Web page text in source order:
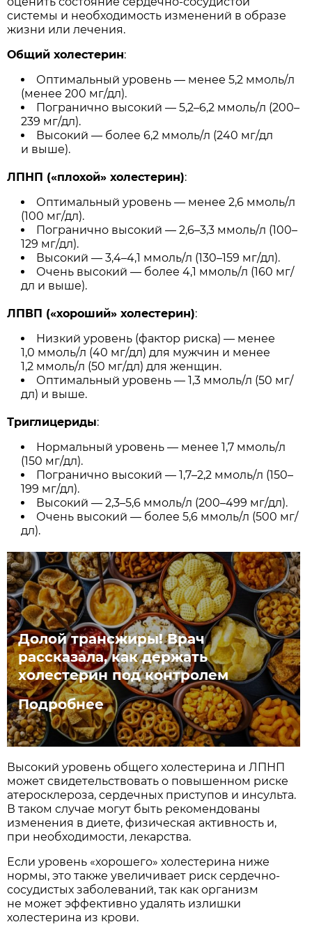
системы и необходимость изменений в образе
жизни или лечения.
Общий холестерин:
Оптимальный уровень — менее 5,2 ммоль/л
(менее 200 мг/дл).
Погранично высокий — 5,2–6,2 ммоль/л (200–
239 мг/дл).
Высокий — более 6,2 ммоль/л (240 мг/дл
и выше).
ЛПНП («плохой» холестерин):
Оптимальный уровень — менее 2,6 ммоль/л
(100 мг/дл).
Погранично высокий — 2,6–3,3 ммоль/л (100–
129 мг/дл).
Высокий — 3,4–4,1 ммоль/л (130–159 мг/дл).
Очень высокий — более 4,1 ммоль/л (160 мг/
дл и выше).
ЛПВП («хороший» холестерин):
Низкий уровень (фактор риска) — менее
1,0 ммоль/л (40 мг/дл) для мужчин и менее
1,2 ммоль/л (50 мг/дл) для женщин.
Оптимальный уровень — 1,3 ммоль/л (50 мг/
дл) и выше.
Триглицериды:
Нормальный уровень — менее 1,7 ммоль/л
(150 мг/дл).
Погранично высокий — 1,7–2,2 ммоль/л (150–
199 мг/дл).
Высокий — 2,3–5,6 ммоль/л (200–499 мг/дл).
Очень высокий — более 5,6 ммоль/л (500 мг/
дл).
Долой трансжиры! Врач
рассказала, как держать
холестерин под контролем
Подробнее
Высокий уровень общего холестерина и ЛПНП
может свидетельствовать о повышенном риске
атеросклероза, сердечных приступов и инсульта.
В таком случае могут быть рекомендованы
изменения в диете, физическая активность и,
при необходимости, лекарства.
Если уровень «хорошего» холестерина ниже
нормы, это также увеличивает риск сердечно-
сосудистых заболеваний, так как организм
не может эффективно удалять излишки
холестерина из крови.